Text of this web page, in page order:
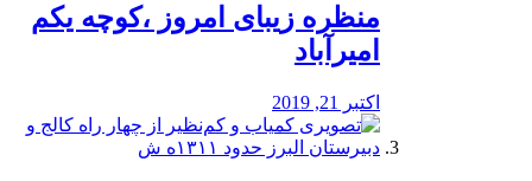
منظره‌‌ زیبای امروز ،کوچه یکم
امیرآباد
اکتبر 21, 2019